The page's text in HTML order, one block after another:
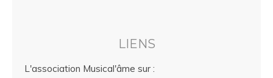
LIENS
L'association Musical'âme sur :